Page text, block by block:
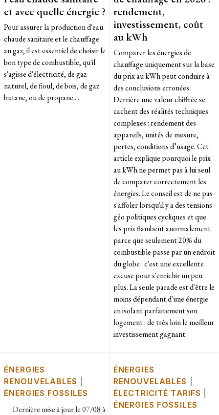
et avec quelle énergie ?
Pour assurer la production d'eau
chaude sanitaire et le chauffage
au gaz, il est essentiel de choisir le
bon type de combustible, qu'il
s'agisse d'électricité, de gaz
naturel, de fioul, de bois, de gaz
butane, ou de propane....
rendement,
investissement, coût
au kWh
Comparer les énergies de
chauffage uniquement sur la base
du prix au kWh peut conduire à
des conclusions erronées.
Derrière une valeur chiffrée se
cachent des réalités techniques
complexes : rendement des
appareils, unités de mesure,
pertes, conditions d’usage. Cet
article explique pourquoi le prix
au kWh ne permet pas à lui seul
de comparer correctement les
énergies. Le conseil est de ne pas
s'affoler lorsqu'il y a des tensions
géo politiques cycliques et que
les prix flambent anormalement
parce que seulement 20% du
combustible passe par un endroit
du globe : c'est une excellente
excuse pour s'enrichir un peu
plus. La seule parade est d'être le
moins dépendant d'une énergie
en isolant parfaitement son
logement : de très loin le meilleur
investissement gagnant.
ÉNERGIES
RENOUVELABLES
ÉNERGIES FOSSILES
Dernière mise à jour le07/08 à
ÉNERGIES
RENOUVELABLES
ÉLECTRICITÉ TARIFS
ÉNERGIES FOSSILES